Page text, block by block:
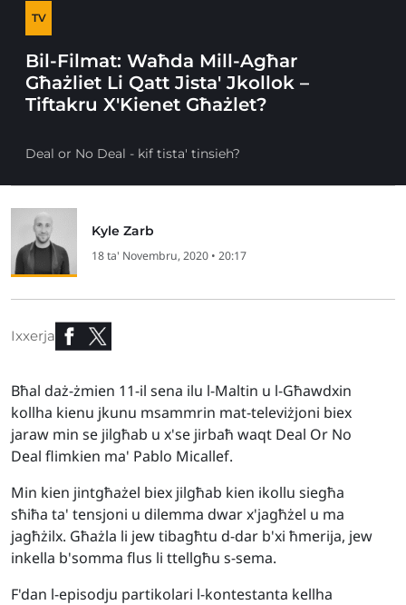
TV
Bil-Filmat: Waħda Mill-Agħar
Għażliet Li Qatt Jista' Jkollok –
Tiftakru X'Kienet Għażlet?
Deal or No Deal - kif tista' tinsieh?
Kyle Zarb
18 ta' Novembru, 2020 • 20:17
Ixxerja
Bħal daż-żmien 11-il sena ilu l-Maltin u l-Għawdxin
kollha kienu jkunu msammrin mat-televiżjoni biex
jaraw min se jilgħab u x'se jirbaħ waqt Deal Or No
Deal flimkien ma' Pablo Micallef.
Min kien jintgħażel biex jilgħab kien ikollu siegħa
sħiħa ta' tensjoni u dilemma dwar x'jagħżel u ma
jagħżilx. Għażla li jew tibagħtu d-dar b'xi ħmerija, jew
inkella b'somma flus li ttellgħu s-sema.
F'dan l-episodju partikolari l-kontestanta kellha